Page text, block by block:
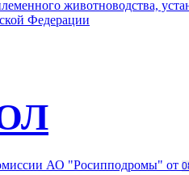
животноводства,
Федерации
АО "Росипподромы" от